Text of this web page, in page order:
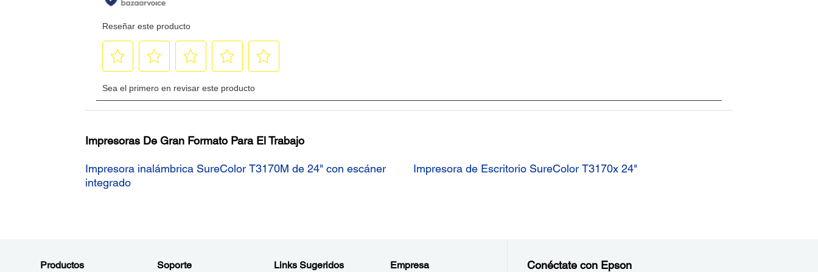
Impresoras De Gran Formato Para El Trabajo
Impresora inalámbrica SureColor T3170M de 24" con escáner
integrado
Impresora de Escritorio SureColor T3170x 24"
Productos Soporte Links Sugeridos Empresa Conéctate con Epson